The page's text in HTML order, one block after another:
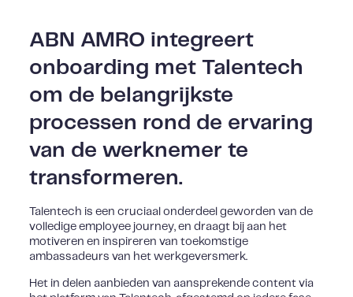
ABN AMRO integreert
onboarding met Talentech
om de belangrijkste
processen rond de ervaring
van de werknemer te
transformeren.
Talentech is een cruciaal onderdeel geworden van de
volledige employee journey, en draagt bij aan het
motiveren en inspireren van toekomstige
ambassadeurs van het werkgeversmerk.
Het in delen aanbieden van aansprekende content via